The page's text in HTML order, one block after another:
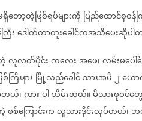
တော့တဲ့ဖြစ်ရပ်များကို ပြည်ထောင်စုဝန်
ြီးဒေါက်တာတူးခေါင်ကအသိပေးဆိုပါ
လူလတ်ပိုင်းကလေးအဖေ၊လမ်းမပေါ်
စ်ကြီးနား မြို့လည်ခေါင်သားအမိ၂ယေ
တယ်၊ကားပါသိမ်းတယ်။မိသားစုဝင်တွေ
စစ်ကြောင်းကလူသားဒိုင်းလုပ်တယ်၊